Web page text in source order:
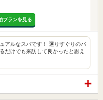
プランを見る
アルなスパです！ 選りすぐりのバ
だけでも来訪して良かったと思え